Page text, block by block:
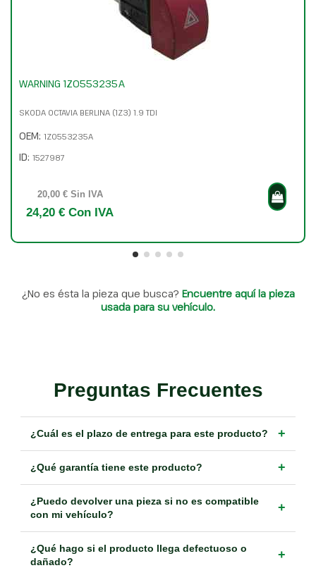
WARNING 1Z0553235A
SKODA OCTAVIA BERLINA (1Z3) 1.9 TDI
OEM: 1Z0553235A
ID: 1527987
20,00 € Sin IVA
24,20 € Con IVA
¿No es ésta la pieza que busca? Encuentre aquí la pieza
usada para su vehículo.
Preguntas Frecuentes
¿Cuál es el plazo de entrega para este producto? +
¿Qué garantía tiene este producto? +
¿Puedo devolver una pieza si no es compatible
con mi vehículo?
+
¿Qué hago si el producto llega defectuoso o
dañado?
+